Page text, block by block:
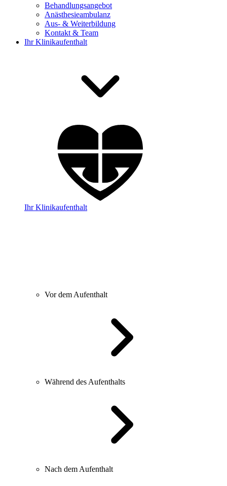
Behandlungsangebot
Anästhesieambulanz
Aus- & Weiterbildung
Kontakt & Team
Ihr Klinikaufenthalt
Ihr Klinikaufenthalt
Vor dem Aufenthalt
Während des Aufenthalts
Nach dem Aufenthalt